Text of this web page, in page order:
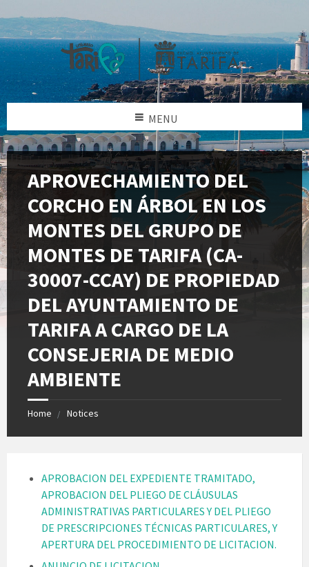
MENU
APROVECHAMIENTO DEL
CORCHO EN ÁRBOL EN LOS
MONTES DEL GRUPO DE
MONTES DE TARIFA (CA-
30007-CCAY) DE PROPIEDAD
DEL AYUNTAMIENTO DE
TARIFA A CARGO DE LA
CONSEJERIA DE MEDIO
AMBIENTE
Home Notices
APROBACION DEL EXPEDIENTE TRAMITADO,
APROBACION DEL PLIEGO DE CLÁUSULAS
ADMINISTRATIVAS PARTICULARES Y DEL PLIEGO
DE PRESCRIPCIONES TÉCNICAS PARTICULARES, Y
APERTURA DEL PROCEDIMIENTO DE LICITACION.